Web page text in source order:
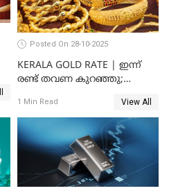
Posted On 28-10-2025
KERALA GOLD RATE | ഇന്ന്
രണ്ട് തവണ കുറഞ്ഞു;
1800 രൂപ
1 Min Read View All